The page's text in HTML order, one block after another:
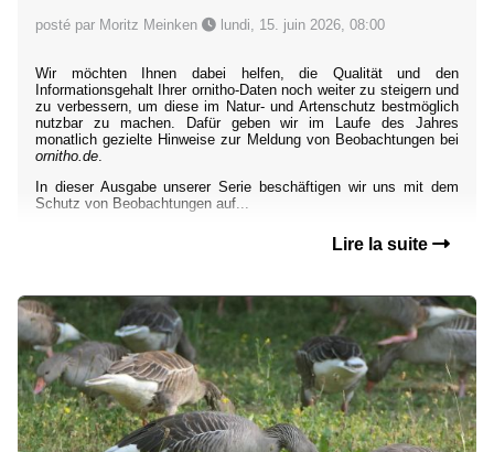
posté par Moritz Meinken lundi, 15. juin 2026, 08:00
Wir möchten Ihnen dabei helfen, die Qualität und den
Informationsgehalt Ihrer ornitho-Daten noch weiter zu steigern und
zu verbessern, um diese im Natur- und Artenschutz bestmöglich
nutzbar zu machen. Dafür geben wir im Laufe des Jahres
monatlich gezielte Hinweise zur Meldung von Beobachtungen bei
ornitho.de
In dieser Ausgabe unserer Serie beschäftigen wir uns mit dem
Schutz von Beobachtungen auf...
Lire la suite